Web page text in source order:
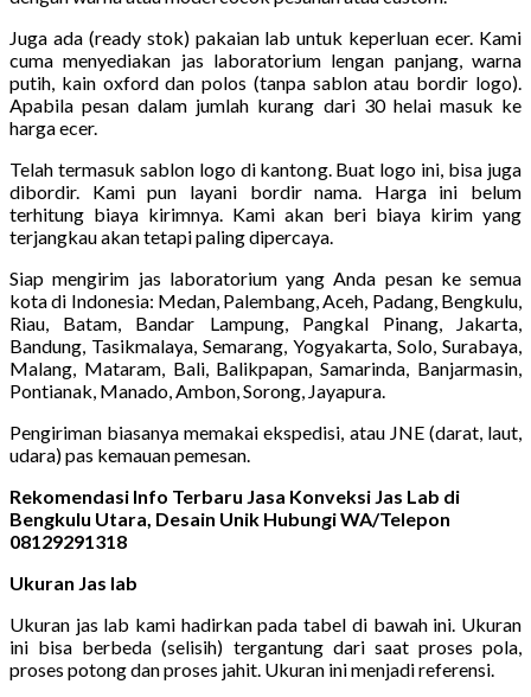
Juga ada (ready stok) pakaian lab untuk keperluan ecer. Kami
cuma menyediakan jas laboratorium lengan panjang, warna
putih, kain oxford dan polos (tanpa sablon atau bordir logo).
Apabila pesan dalam jumlah kurang dari 30 helai masuk ke
harga ecer.
Telah termasuk sablon logo di kantong. Buat logo ini, bisa juga
dibordir. Kami pun layani bordir nama. Harga ini belum
terhitung biaya kirimnya. Kami akan beri biaya kirim yang
terjangkau akan tetapi paling dipercaya.
Siap mengirim jas laboratorium yang Anda pesan ke semua
kota di Indonesia: Medan, Palembang, Aceh, Padang, Bengkulu,
Riau, Batam, Bandar Lampung, Pangkal Pinang, Jakarta,
Bandung, Tasikmalaya, Semarang, Yogyakarta, Solo, Surabaya,
Malang, Mataram, Bali, Balikpapan, Samarinda, Banjarmasin,
Pontianak, Manado, Ambon, Sorong, Jayapura.
Pengiriman biasanya memakai ekspedisi, atau JNE (darat, laut,
udara) pas kemauan pemesan.
Rekomendasi Info Terbaru Jasa Konveksi Jas Lab di
Bengkulu Utara, Desain Unik Hubungi WA/Telepon
08129291318
Ukuran Jas lab
Ukuran jas lab kami hadirkan pada tabel di bawah ini. Ukuran
ini bisa berbeda (selisih) tergantung dari saat proses pola,
proses potong dan proses jahit. Ukuran ini menjadi referensi.